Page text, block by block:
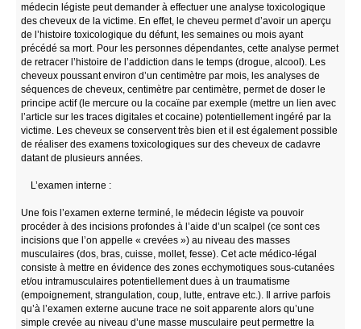
médecin légiste peut demander à effectuer une analyse toxicologique
des cheveux de la victime. En effet, le cheveu permet d’avoir un aperçu
de l’histoire toxicologique du défunt, les semaines ou mois ayant
précédé sa mort. Pour les personnes dépendantes, cette analyse permet
de retracer l’histoire de l’addiction dans le temps (drogue, alcool). Les
cheveux poussant environ d’un centimètre par mois, les analyses de
séquences de cheveux, centimètre par centimètre, permet de doser le
principe actif (le mercure ou la cocaïne par exemple (mettre un lien avec
l’article sur les traces digitales et cocaine) potentiellement ingéré par la
victime. Les cheveux se conservent très bien et il est également possible
de réaliser des examens toxicologiques sur des cheveux de cadavre
datant de plusieurs années.
L’examen interne :
Une fois l’examen externe terminé, le médecin légiste va pouvoir
procéder à des incisions profondes à l’aide d’un scalpel (ce sont ces
incisions que l’on appelle « crevées ») au niveau des masses
musculaires (dos, bras, cuisse, mollet, fesse). Cet acte médico-légal
consiste à mettre en évidence des zones ecchymotiques sous-cutanées
et/ou intramusculaires potentiellement dues à un traumatisme
(empoignement, strangulation, coup, lutte, entrave etc.). Il arrive parfois
qu’à l’examen externe aucune trace ne soit apparente alors qu’une
simple crevée au niveau d’une masse musculaire peut permettre la